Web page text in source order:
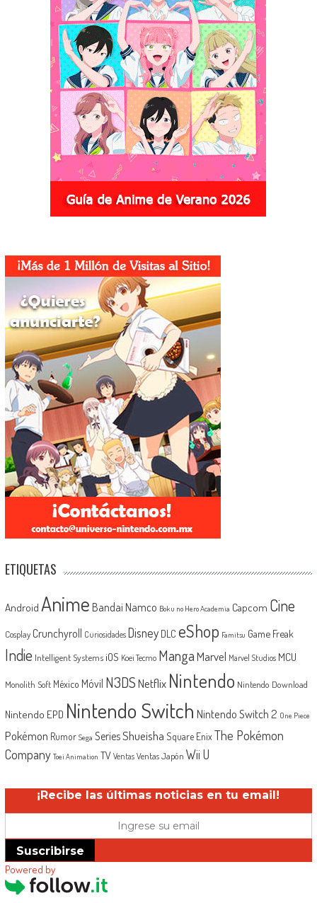
ETIQUETAS
Android Anime Bandai Namco Boku no Hero Academia Capcom Cine
Cosplay Crunchyroll Curiosidades Disney DLC eShop Famitsu Game Freak
Indie Intelligent Systems iOS Koei Tecmo MangaMarvel Marvel Studios MCU
Monolith Soft México Móvil N3DSNetflix Nintendo Nintendo Download
Nintendo EPD Nintendo Switch Nintendo Switch 2 One Piece
Pokémon Rumor Sega SeriesShueisha Square EnixThe Pokémon
Company Toei Animation TV Ventas Ventas Japón Wii U
¡Recibe las últimas noticias en tu email!
Suscribirse
Powered by